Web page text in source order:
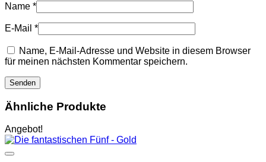
Name *
E-Mail *
Name, E-Mail-Adresse und Website in diesem Browser
für meinen nächsten Kommentar speichern.
Ähnliche Produkte
Angebot!